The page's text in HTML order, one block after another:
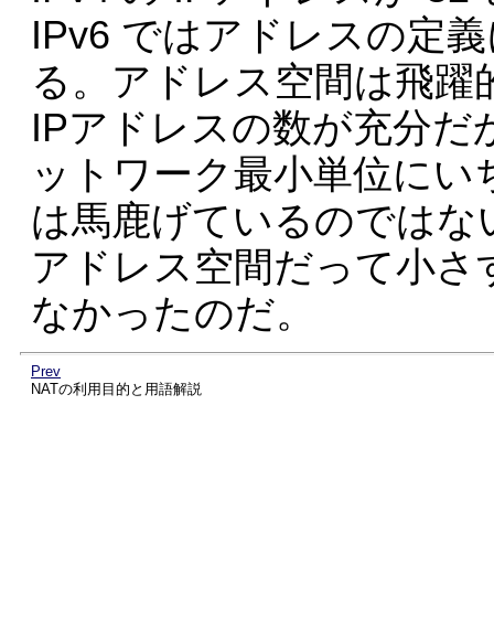
IPv6 ではアドレスの定
る。アドレス空間は飛
IPアドレスの数が充分
ットワーク最小単位に
は馬鹿げているのでは
アドレス空間だって小
なかったのだ。
Prev
NATの利用目的と用語解説